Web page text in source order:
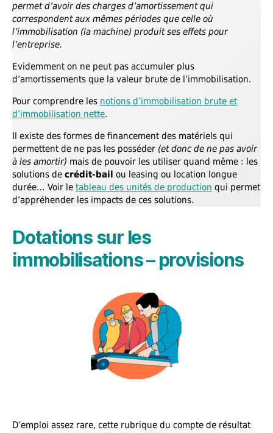
permet d’avoir des charges d’amortissement qui
correspondent aux mêmes périodes que celle où
l’immobilisation (la machine) produit ses effets pour
l’entreprise.
Evidemment on ne peut pas accumuler plus
d’amortissements que la valeur brute de l’immobilisation.
Pour comprendre les notions d’immobilisation brute et
d’immobilisation nette.
Il existe des formes de financement des matériels qui
permettent de ne pas les posséder (et donc de ne pas avoir
à les amortir) mais de pouvoir les utiliser quand même : les
solutions de crédit-bail ou leasing ou location longue
durée… Voir le tableau des unités de production qui permet
d’appréhender les impacts de ces solutions.
Dotations sur les
immobilisations – provisions
D’emploi assez rare, cette rubrique du compte de résultat